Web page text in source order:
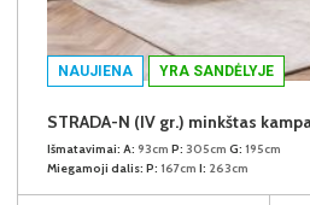
NAUJIENA YRA SANDĖLYJE
Išmatavimai: A: 93cm P: 305cm G: 195cm
Miegamoji dalis: P: 167cm I: 263cm